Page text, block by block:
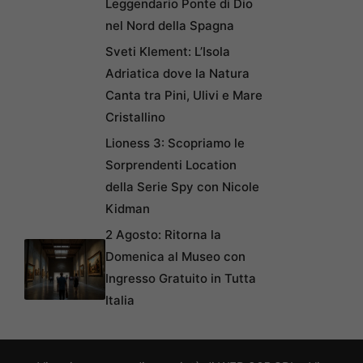
Leggendario Ponte di Dio
nel Nord della Spagna
Sveti Klement: L’Isola
Adriatica dove la Natura
Canta tra Pini, Ulivi e Mare
Cristallino
Lioness 3: Scopriamo le
Sorprendenti Location
della Serie Spy con Nicole
Kidman
2 Agosto: Ritorna la
Domenica al Museo con
Ingresso Gratuito in Tutta
Italia